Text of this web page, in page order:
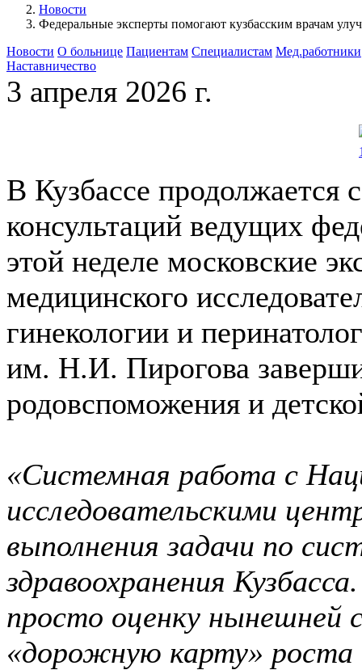
Новости
Федеральные эксперты помогают кузбасским врачам
Новости О больнице Пациентам Специалистам Мед.работники
Наставничество
3 апреля 2026 г.
В Кузбассе продолжается
консультаций ведущих
этой неделе московские
медицинского
гинекологии и
им. Н.И. Пирогова
родовспоможения и
«Системная работа с
исследовательскими
выполнения задачи по
здравоохранения
просто оценку нынешней
«дорожную карту» роста